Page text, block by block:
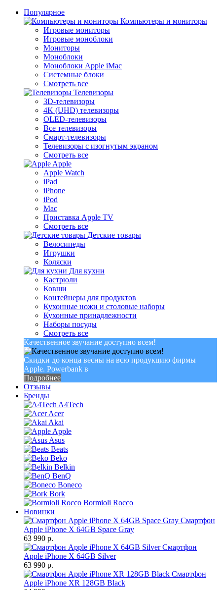
Популярное
Компьютеры и мониторы
Игровые мониторы
Игровые моноблоки
Мониторы
Моноблоки
Моноблоки Apple iMac
Системные блоки
Смотреть все
Телевизоры
3D-телевизоры
4K (UHD) телевизоры
OLED-телевизоры
Все телевизоры
Смарт-телевизоры
Телевизоры с изогнутым экраном
Смотреть все
Apple
Apple Watch
iPad
iPhone
iPod
Mac
Приставка Apple TV
Смотреть все
Детские товары
Велосипеды
Игрушки
Коляски
Для кухни
Кастрюли
Ковши
Контейнеры для продуктов
Кухонные ножи и столовые наборы
Кухонные принадлежности
Наборы посуды
Смотреть все
Качественное звучание доступно всем!
Скидки до конца весны на всю продукцию фирмы
Apple. Powerbank в
Подробнее
Отзывы
Бренды
A4Tech
Acer
Akai
Apple
Asus
Beats
Beko
Belkin
BenQ
Boneco
Bork
Bormioli Rocco
Новинки
Смартфон
Apple iPhone X 64GB Space Gray
63 990 р.
Смартфон
Apple iPhone X 64GB Silver
63 990 р.
Смартфон
Apple iPhone XR 128GB Black